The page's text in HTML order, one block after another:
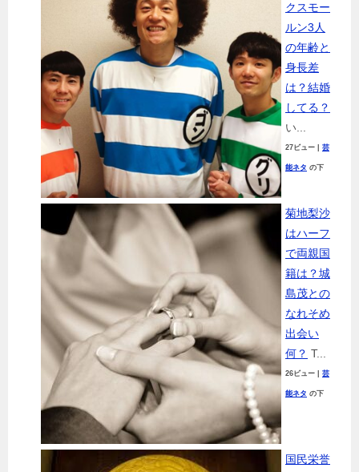
クスモー
ルン3人
の年齢と
身長差
は？結婚
してる？
い...
27ビュー 芸
能ネタ の下
菊地梨沙
はハーフ
で両親国
籍は？城
島茂との
なれそめ
出会い
何？ T...
26ビュー 芸
能ネタ の下
国民栄誉